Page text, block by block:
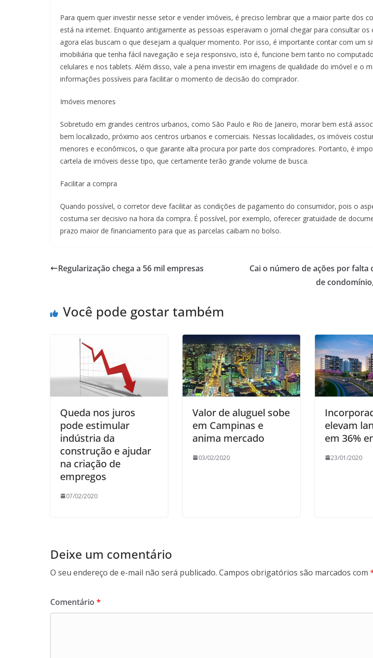
Para quem quer investir nesse setor e vender imóveis, é preciso lembrar que a maior parte dos
está na internet. Enquanto antigamente as pessoas esperavam o jornal chegar para consultar os
agora elas buscam o que desejam a qualquer momento. Por isso, é importante contar com um
imobiliária que tenha fácil navegação e seja responsivo, isto é, funcione bem tanto no
celulares e nos tablets. Além disso, vale a pena investir em imagens de qualidade do imóvel e o
informações possíveis para facilitar o momento de decisão do comprador.
Imóveis menores
Sobretudo em grandes centros urbanos, como São Paulo e Rio de Janeiro, morar bem está
bem localizado, próximo aos centros urbanos e comerciais. Nessas localidades, os imóveis
menores e econômicos, o que garante alta procura por parte dos compradores. Portanto, é
cartela de imóveis desse tipo, que certamente terão grande volume de busca.
Facilitar a compra
Quando possível, o corretor deve facilitar as condições de pagamento do consumidor, pois o
costuma ser decisivo na hora da compra. É possível, por exemplo, oferecer gratuidade de
prazo maior de financiamento para que as parcelas caibam no bolso.
Regularização chega a 56 mil empresas
Cai o número de ações por falta
de
Você pode gostar também
Queda nos juros
pode estimular
indústria da
construção e ajudar
na criação de
empregos
07/02/2020
Valor de aluguel sobe
em Campinas e
anima mercado
03/02/2020
elevam
em 36%
23/01/2020
Deixe um comentário
O seu endereço de e-mail não será publicado. Campos obrigatórios são marcados com
Comentário *